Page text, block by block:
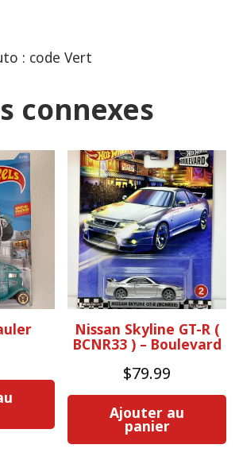
: code Vert
connexes
Nissan Skyline GT-R (
BCNR33 ) – Boulevard
$79.99
Ajouter au
panier